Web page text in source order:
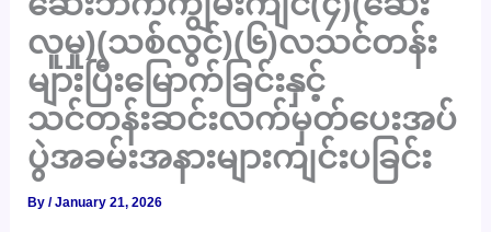
လူမှု)(သစ်လွင်)(၆)လသင်တန်း
များပြီးမြောက်ခြင်းနှင့်
သင်တန်းဆင်းလက်မှတ်ပေးအပ်
ပွဲအခမ်းအနားများကျင်းပခြင်း
By/January 21, 2026